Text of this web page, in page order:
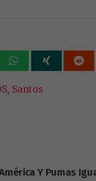
, Santos
Y Pumas